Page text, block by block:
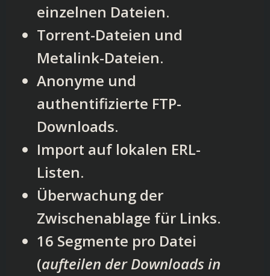
einzelnen Dateien.
Torrent-Dateien und
Metalink-Dateien.
Anonyme und
authentifizierte FTP-
Downloads.
Import auf lokalen ERL-
Listen.
Überwachung der
Zwischenablage für Links.
16 Segmente pro Datei
(aufteilen der Downloads in